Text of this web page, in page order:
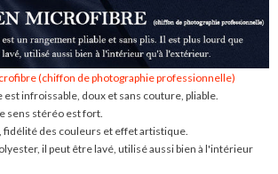
(chiffon de photographie professionnelle)
infroissable, doux et sans couture, pliable.
sens stéréo est fort.
des couleurs et effet artistique.
il peut être lavé, utilisé aussi bien à l'intérieur